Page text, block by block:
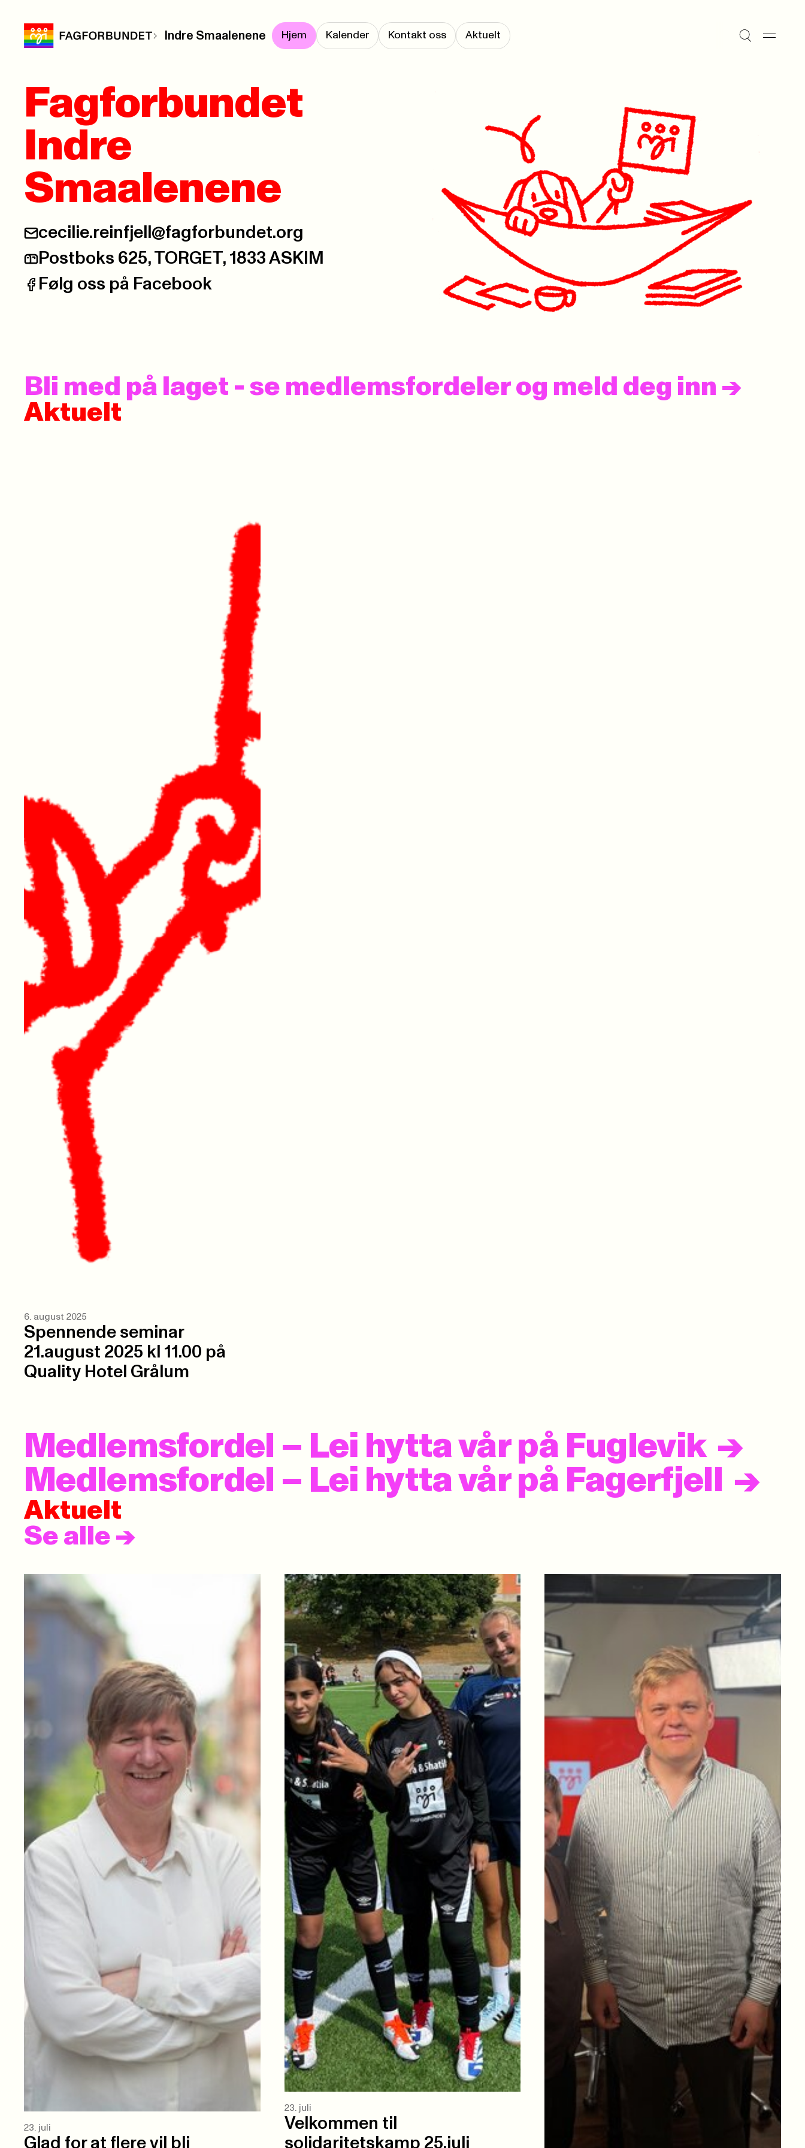
Indre Smaalenene Hjem Kalender Kontakt oss Aktuelt
Fagforbundet
Indre
Smaalenene
E-post:
cecilie.reinfjell@fagforbundet.org
Postadresse:
Postboks 625, TORGET, 1833 ASKIM
Facebook:
Følg oss på Facebook
Bli med på laget - se medlemsfordeler og meld deg inn ->
Aktuelt
6. august 2025
Spennende seminar
21.august 2025 kl 11.00 på
Quality Hotel Grålum
Medlemsfordel – Lei hytta vår på Fuglevik
Medlemsfordel – Lei hytta vår på Fagerfjell
Aktuelt
Se alle ->
23. juli
Glad for at flere vil bli
23. juli
Velkommen til
solidaritetskamp 25.juli